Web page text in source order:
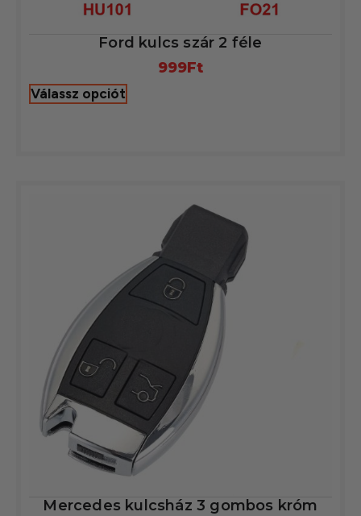
Ford kulcs szár 2 féle
999Ft
Válassz opciót
Mercedes kulcsház 3 gombos króm